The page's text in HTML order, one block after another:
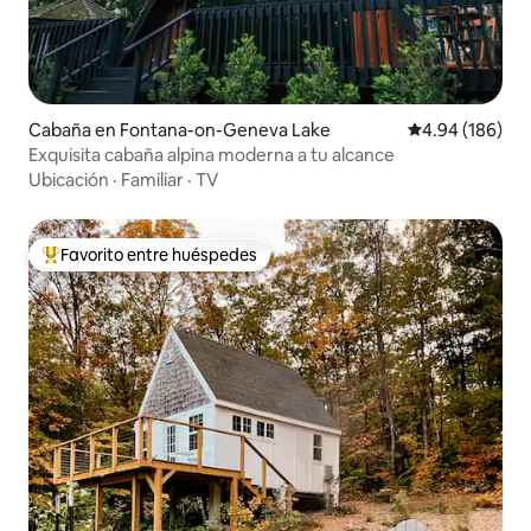
Cabaña en Fontana-on-Geneva Lake Calificación
4.94 (186)
Exquisita cabaña alpina moderna a tu alcance
Ubicación · Familiar · TV
De los mejores en Favorito entre huéspedes
Favorito entre huéspedes